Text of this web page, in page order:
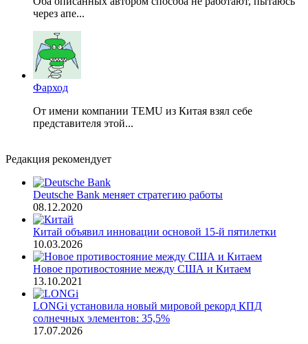
через апе...
Фарход
От имени компании TEMU из Китая взял себе
представителя этой...
Редакция рекомендует
Deutsche Bank меняет стратегию работы
08.12.2020
Китай объявил инновации основой 15-й пятилетки
10.03.2026
Новое противостояние между США и Китаем
13.10.2021
LONGi установила новый мировой рекорд КПД
солнечных элементов: 35,5%
17.07.2026